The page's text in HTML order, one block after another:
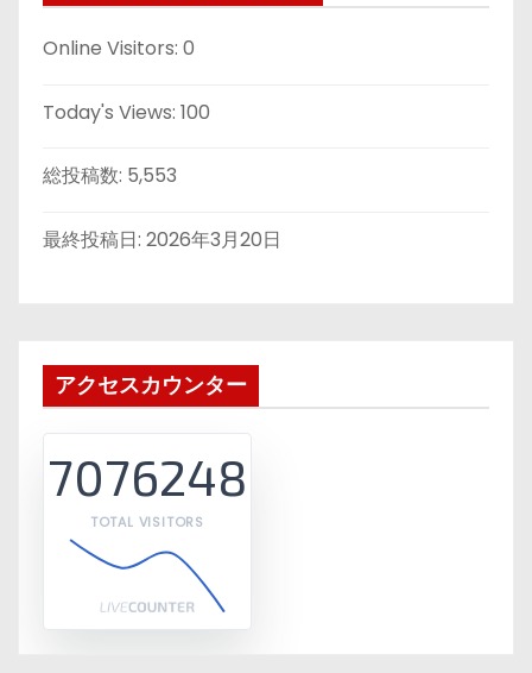
Online Visitors: 0
Today's Views: 100
総投稿数: 5,553
最終投稿日: 2026年3月20日
アクセスカウンター
7076248
TOTAL VISITORS